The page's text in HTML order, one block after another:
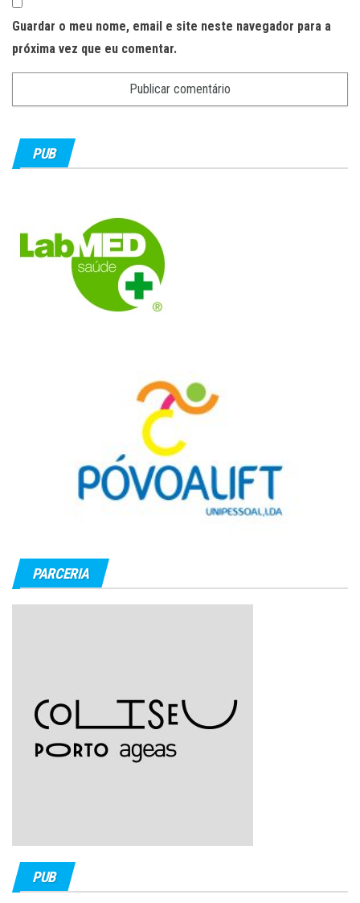
Guardar o meu nome, email e site neste navegador para a
próxima vez que eu comentar.
PUB
PARCERIA
PUB